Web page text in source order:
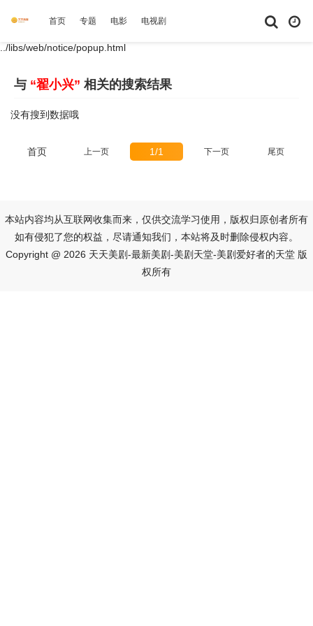
首页 专题 电影 电视剧 短剧大全 体育
../libs/web/notice/popup.html
与 “翟小兴” 相关的搜索结果
没有搜到数据哦
首页 上一页 1/1 下一页 尾页
本站内容均从互联网收集而来，仅供交流学习使用，版权归原创者所有
如有侵犯了您的权益，尽请通知我们，本站将及时删除侵权内容。
Copyright @ 2026 天天美剧-最新美剧-美剧天堂-美剧爱好者的天堂 版
权所有